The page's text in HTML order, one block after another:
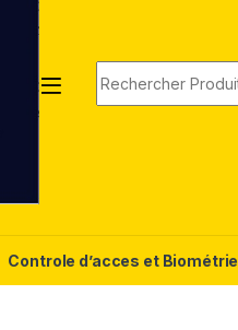
Controle d’acces et Biométrie